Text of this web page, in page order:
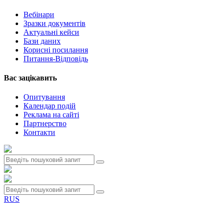
Вебінари
Зразки документів
Актуальні кейси
Бази даних
Корисні посилання
Питання-Відповідь
Вас зацiкавить
Опитування
Календар подій
Реклама на сайтi
Партнерство
Контакти
RUS